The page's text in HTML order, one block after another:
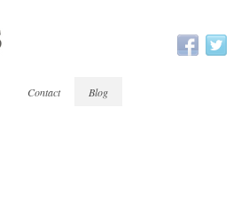
Contact Blog